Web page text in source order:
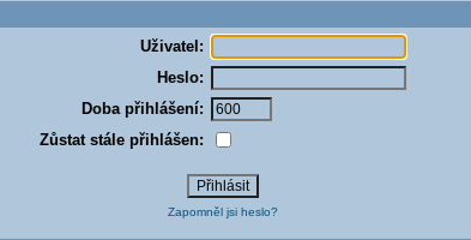
Uživatel:
Heslo:
Doba přihlášení:
Zůstat stále přihlášen:
Zapomněl jsi heslo?